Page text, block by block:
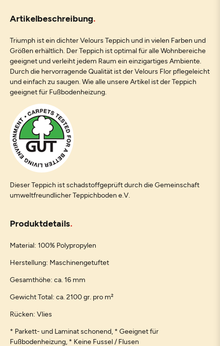
Artikelbeschreibung
Triumph ist ein dichter Velours Teppich und in vielen Farben und
Größen erhältlich. Der Teppich ist optimal für alle Wohnbereiche
geeignet und verleiht jedem Raum ein einzigartiges Ambiente.
Durch die hervorragende Qualität ist der Velours Flor pflegeleicht
und einfach zu saugen. Wie alle unsere Artikel ist der Teppich
geeignet für Fußbodenheizung.
Dieser Teppich ist schadstoffgeprüft durch die Gemeinschaft
umweltfreundlicher Teppichboden e.V.
Produktdetails
Material: 100% Polypropylen
Herstellung: Maschinengetuftet
Gesamthöhe: ca. 16 mm
Gewicht Total: ca. 2100 gr. pro m²
Rücken: Vlies
* Parkett- und Laminat schonend, * Geeignet für
Fußbodenheizung, * Keine Fussel / Flusen